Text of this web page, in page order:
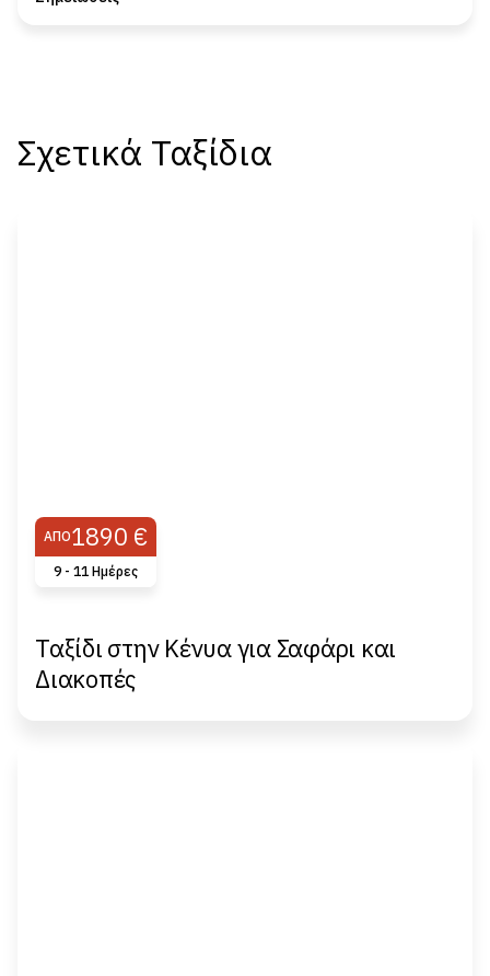
Σχετικά Ταξίδια
ΑΠΌ1890 €
9 - 11 Ημέρες
Ταξίδι στην Kένυα για Σαφάρι και
Διακοπές